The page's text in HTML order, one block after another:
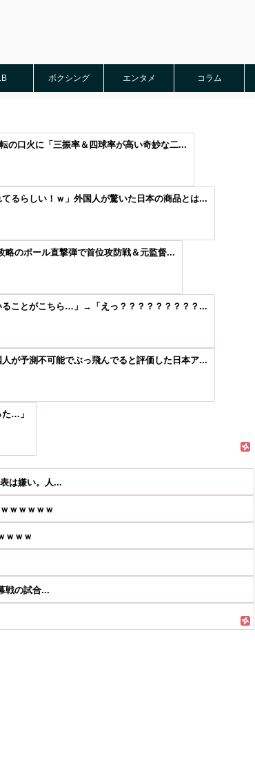
ボクシング エンタメ コラム
の口火に「三振率＆四球率が高い奇妙な二...
るらしい！ｗ」外国人が驚いた日本の商品とは...
略のポール直撃弾で首位攻防戦＆元監督...
ことがこちら…」→「えっ？？？？？？？？？...
が予測不可能でぶっ飛んでると評価した日本ア...
…」
は嫌い。人...
ｗｗｗｗｗ
ｗｗｗ
戦の試合...